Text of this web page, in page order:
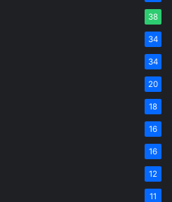
38
34
34
20
18
16
16
12
11